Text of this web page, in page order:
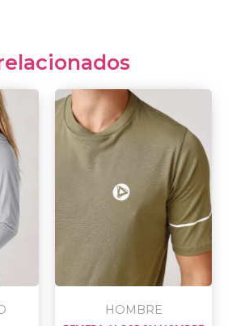
product
has
multiple
The
options
HOMBRE
has
The
may